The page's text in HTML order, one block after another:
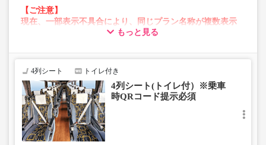
【ご注意】
現在、一部表示不具合により、同じプラン名称が複数表示
される場合がございます。
います。
お手数をおかけいたしますが、エラー表示が出た場合は、
たします。
もっと見る
4列シート トイレ付き
4列シート(トイレ付）※乗車
時QRコード提示必須